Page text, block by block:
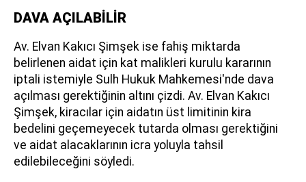
DAVA AÇILABİLİR
Av. Elvan Kakıcı Şimşek ise fahiş miktarda
belirlenen aidat için kat malikleri kurulu kararının
iptali istemiyle Sulh Hukuk Mahkemesi'nde dava
açılması gerektiğinin altını çizdi. Av. Elvan Kakıcı
Şimşek, kiracılar için aidatın üst limitinin kira
bedelini geçemeyecek tutarda olması gerektiğini
ve aidat alacaklarının icra yoluyla tahsil
edilebileceğini söyledi.